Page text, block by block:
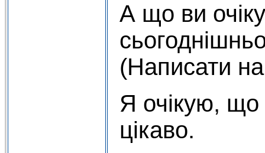
А що ви
(Написати
Я очікую, що
цікаво.